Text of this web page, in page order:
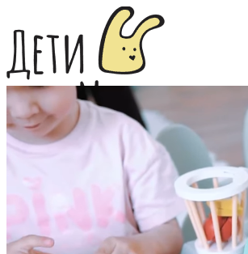
+7 (927) 080-96-26
Мастер-классы
Фотостудия
Фото
Контакты
Забронировать